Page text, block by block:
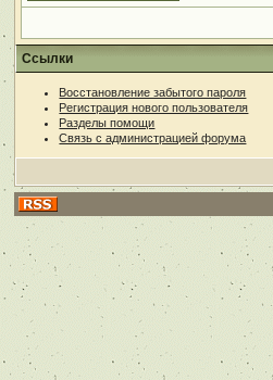
Ссылки
Восстановление забытого пароля
Регистрация нового пользователя
Разделы помощи
Связь с администрацией форума